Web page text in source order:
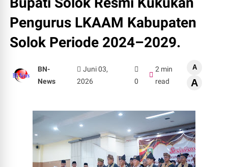
Pengurus LKAAM Kabupaten
Solok Periode 2024–2029.
BN-
News
Juni 03,
2026
0
2 min
read
A
A